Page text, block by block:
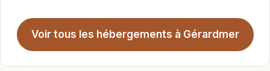
Voir tous les hébergements à Gérardmer